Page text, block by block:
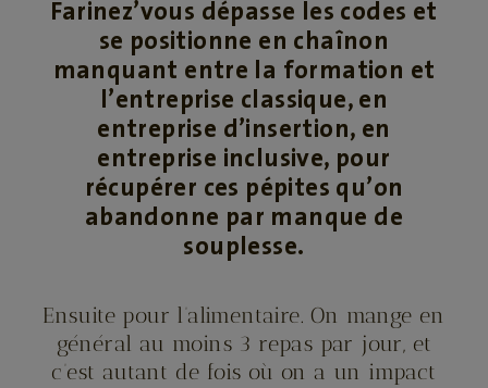
Farinez’vous dépasse les codes et
se positionne en chaînon
manquant entre la formation et
l’entreprise classique, en
entreprise d’insertion, en
entreprise inclusive, pour
récupérer ces pépites qu’on
abandonne par manque de
souplesse.
Ensuite pour l’alimentaire. On mange en
général au moins 3 repas par jour, et
c’est autant de fois où on a un impact